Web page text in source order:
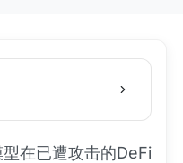
在已遭攻击的DeFi